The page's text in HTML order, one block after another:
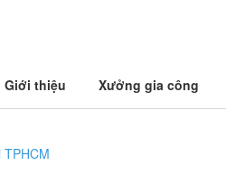
Giới thiệu Xưởng gia công